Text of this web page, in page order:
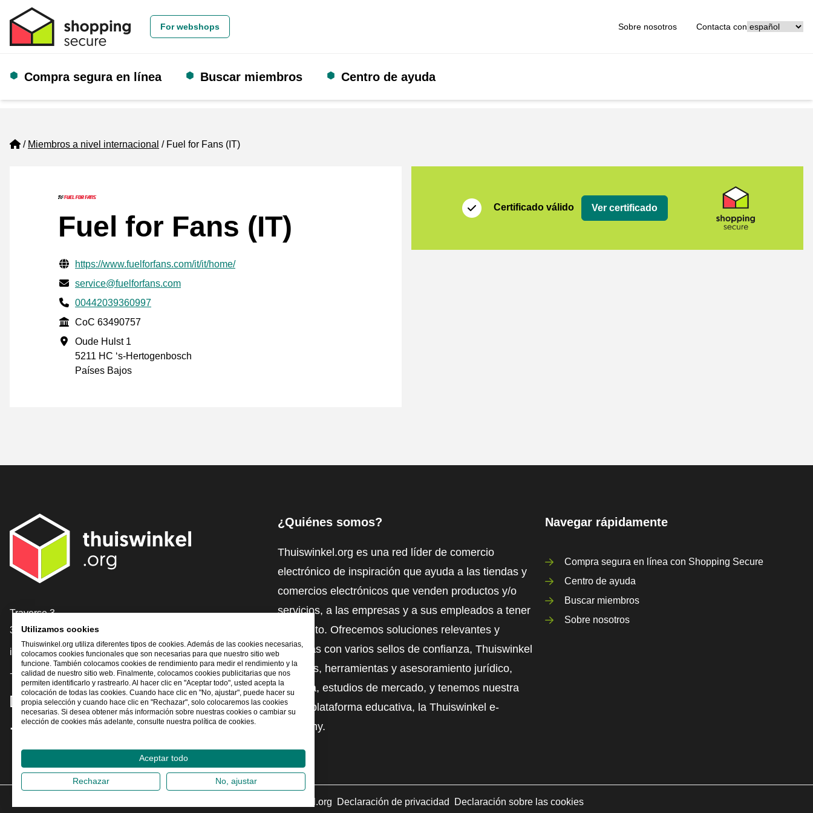
For webshops Sobre nosotros Contacta con
Compra segura en línea Buscar miembros Centro de ayuda
Home
Miembros a nivel internacional Fuel for Fans (IT)
Fuel for Fans (IT)
Información de contacto verificada
Website URL
https://www.fuelforfans.com/it/it/home/
Envía un correo electrónico a
service@fuelforfans.com
Phone number
00442039360997
CoC
CoC 63490757
Dirección de la empresa
Oude Hulst 1
5211 HC ‘s-Hertogenbosch
Países Bajos
Certificado válido Ver certificado
[_General:Contact]
Traverse 3
3905 NL Veenendaal
info@thuiswinkel.org
+31 (0)318 64 85 75
[_General:SocialMediaTitle]
¿Quiénes somos?
Thuiswinkel.org es una red líder de comercio
electrónico de inspiración que ayuda a las tiendas y
comercios electrónicos que venden productos y/o
servicios, a las empresas y a sus empleados a tener
más éxito. Ofrecemos soluciones relevantes y
prácticas con varios sellos de confianza, Thuiswinkel
Reviews, herramientas y asesoramiento jurídico,
defensa, estudios de mercado, y tenemos nuestra
propia plataforma educativa, la Thuiswinkel e-
Academy.
Navegar rápidamente
Compra segura en línea con Shopping Secure
Centro de ayuda
Buscar miembros
Sobre nosotros
Thuiswinkel.org Declaración de privacidad Declaración sobre las cookies
Utilizamos cookies
Thuiswinkel.org utiliza diferentes tipos de cookies. Además de las cookies necesarias,
colocamos cookies funcionales que son necesarias para que nuestro sitio web
funcione. También colocamos cookies de rendimiento para medir el rendimiento y la
calidad de nuestro sitio web. Finalmente, colocamos cookies publicitarias que nos
permiten identificarlo y rastrearlo. Al hacer clic en "Aceptar todo", usted acepta la
colocación de todas las cookies. Cuando hace clic en "No, ajustar", puede hacer su
propia selección y cuando hace clic en "Rechazar", solo colocaremos las cookies
necesarias. Si desea obtener más información sobre nuestras cookies o cambiar su
elección de cookies más adelante, consulte nuestra política de cookies.
Aceptar todo
Rechazar No, ajustar